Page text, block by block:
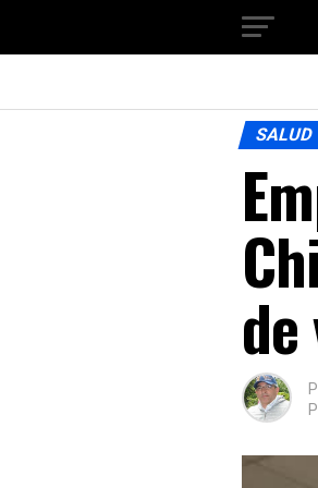
SALUD